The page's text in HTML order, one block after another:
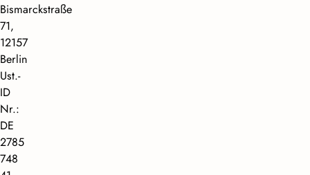
Bismarckstraße
71,
12157
Berlin
Ust.-
ID
Nr.:
DE
2785
748